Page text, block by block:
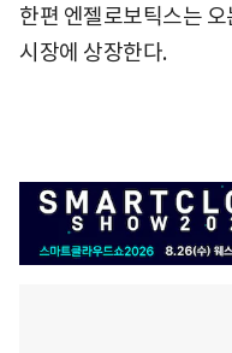
한편 엔젤로보틱스는
시장에 상장한다.